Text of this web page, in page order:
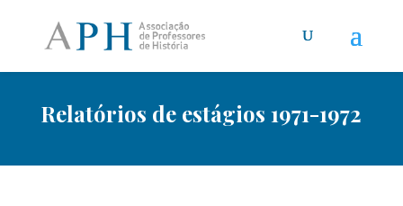
Relatórios de estágios 1971-1972